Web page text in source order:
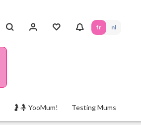
fr nl
🤰🤱 YooMum! Testing Mums